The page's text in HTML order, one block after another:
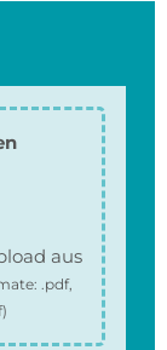
aus
.pdf,
)